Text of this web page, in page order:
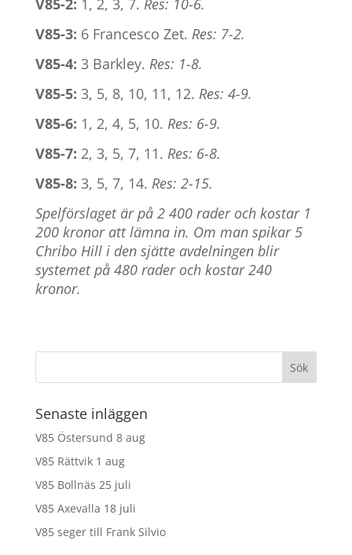
V85-2: 1, 2, 3, 7. Res: 10-6.
V85-3: 6 Francesco Zet. Res: 7-2.
V85-4: 3 Barkley. Res: 1-8.
V85-5: 3, 5, 8, 10, 11, 12. Res: 4-9.
V85-6: 1, 2, 4, 5, 10. Res: 6-9.
V85-7: 2, 3, 5, 7, 11. Res: 6-8.
V85-8: 3, 5, 7, 14. Res: 2-15.
Spelförslaget är på 2 400 rader och kostar 1
200 kronor att lämna in. Om man spikar 5
Chribo Hill i den sjätte avdelningen blir
systemet på 480 rader och kostar 240
kronor.
Senaste inläggen
V85 Östersund 8 aug
V85 Rättvik 1 aug
V85 Bollnäs 25 juli
V85 Axevalla 18 juli
V85 seger till Frank Silvio